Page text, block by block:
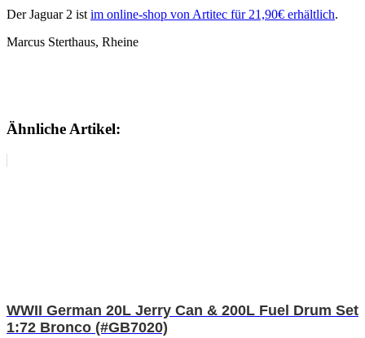
Der Jaguar 2 istim online-shop von Artitec für 21,90€ erhältlich.
Marcus Sterthaus, Rheine
Ähnliche Artikel:
WWII German 20L Jerry Can & 200L Fuel Drum Set
1:72 Bronco (#GB7020)